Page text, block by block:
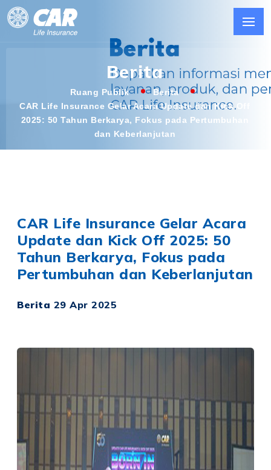
Berita
Ruang Publik
Berita
CAR Life Insurance Gelar Acara Update dan Kick Off
2025: 50 Tahun Berkarya, Fokus pada Pertumbuhan
dan Keberlanjutan
CAR Life Insurance Gelar Acara
Update dan Kick Off 2025: 50
Tahun Berkarya, Fokus pada
Pertumbuhan dan Keberlanjutan
Berita 29 Apr 2025